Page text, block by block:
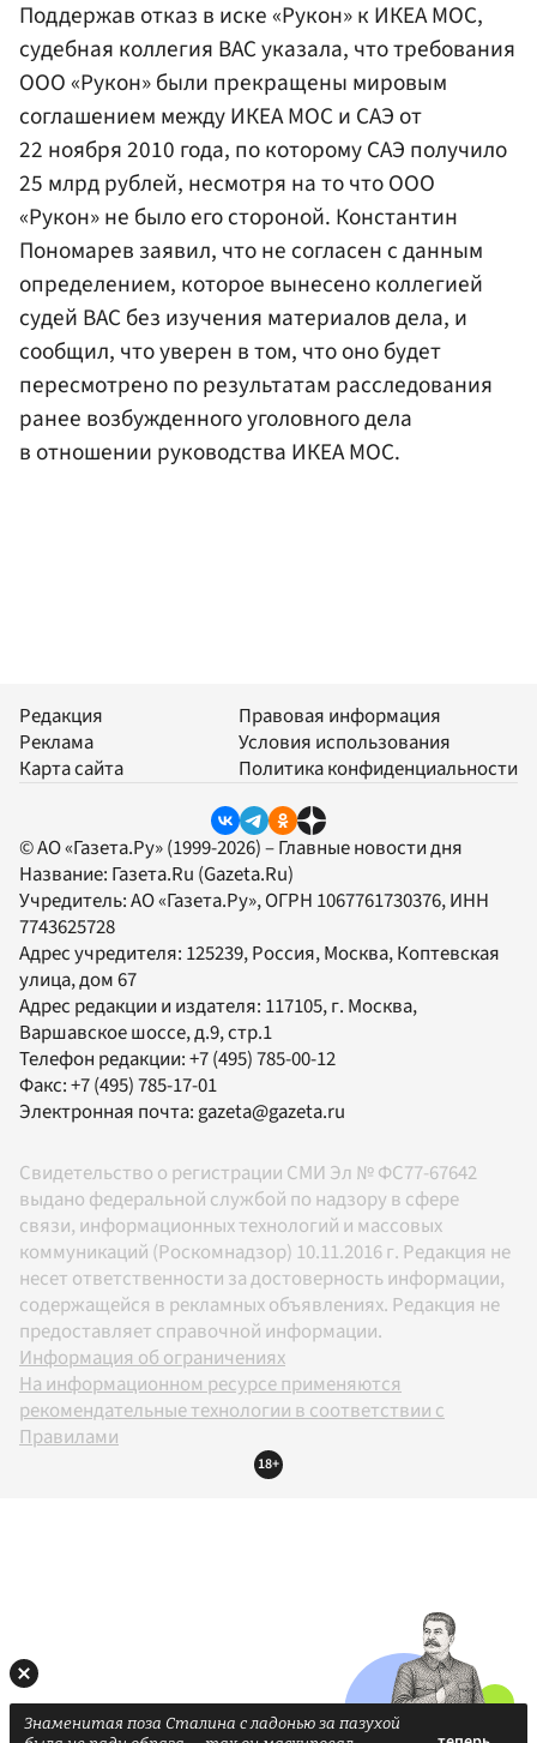
Поддержав отказ в иске «Рукон» к ИКЕА МОС,
судебная коллегия ВАС указала, что требования
ООО «Рукон» были прекращены мировым
соглашением между ИКЕА МОС и САЭ от
22 ноября 2010 года, по которому САЭ получило
25 млрд рублей, несмотря на то что ООО
«Рукон» не было его стороной. Константин
Пономарев заявил, что не согласен с данным
определением, которое вынесено коллегией
судей ВАС без изучения материалов дела, и
сообщил, что уверен в том, что оно будет
пересмотрено по результатам расследования
ранее возбужденного уголовного дела
в отношении руководства ИКЕА МОС.
Редакция
Реклама
Карта сайта
Правовая информация
Условия использования
Политика конфиденциальности
© АО «Газета.Ру» (1999-2026) – Главные новости дня
Название: Газета.Ru (Gazeta.Ru)
Учредитель:АО «Газета.Ру», ОГРН 1067761730376, ИНН
7743625728
Адрес учредителя: 125239, Россия, Москва, Коптевская
улица, дом 67
Адрес редакции и издателя: 117105, г. Москва,
Варшавское шоссе, д.9, стр.1
Телефон редакции:+7 (495) 785-00-12
Факс:+7 (495) 785-17-01
Электронная почта:gazeta@gazeta.ru
Свидетельство о регистрации СМИ Эл № ФС77-67642
выдано федеральной службой по надзору в сфере
связи, информационных технологий и массовых
коммуникаций (Роскомнадзор) 10.11.2016 г. Редакция не
несет ответственности за достоверность информации,
содержащейся в рекламных объявлениях. Редакция не
предоставляет справочной информации.
Информация об ограничениях
На информационном ресурсе применяются
рекомендательные технологии в соответствии с
Правилами
18+
Знаменитая поза Сталина с ладонью за пазухой